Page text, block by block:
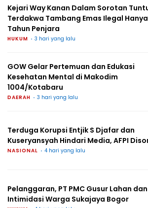
Kejari Way Kanan Dalam Sorotan
Terdakwa Tambang Emas Ilegal Hanya
Tahun Penjara
HUKUM 3 hari yang lalu
GOW Gelar Pertemuan dan Edukasi
Kesehatan Mental di Makodim
1004/Kotabaru
DAERAH 3 hari yang lalu
Terduga Korupsi Entjik S Djafar dan
Kuseryansyah Hindari Media, AFPI
NASIONAL 4 hari yang lalu
Pelanggaran, PT PMC Gusur Lahan dan
Intimidasi Warga Sukajaya Bogor